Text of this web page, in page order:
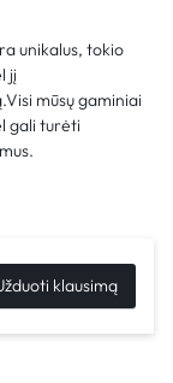
unikalus, tokio
jį
mūsų gaminiai
gali turėti
klausimą